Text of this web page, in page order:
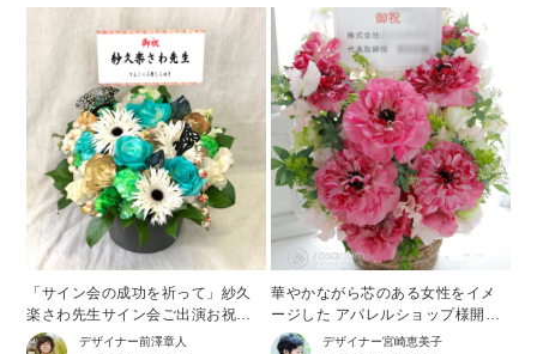
「サイン会の成功を祈って」紗久
楽さわ先生サイン会ご出演お祝い
花
デザイナー前澤章人
華やかながら芯のある女性をイメ
ージした アパレルショップ様開店
祝い花
デザイナー宮崎恵美子